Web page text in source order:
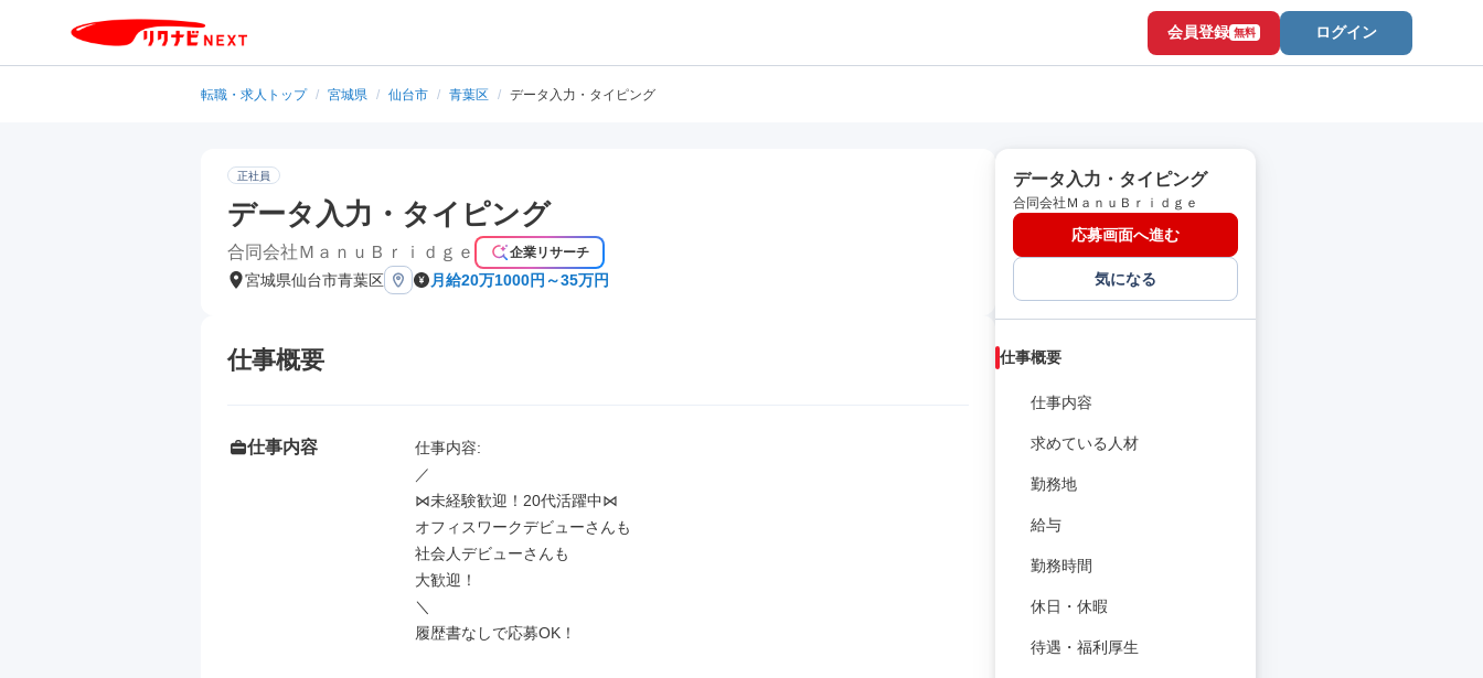
会員登録 無料 ログイン
転職・求人トップ / 宮城県 / 仙台市 / 青葉区 / データ入力・タイピング
正社員
データ入力・タイピング
合同会社ＭａｎｕＢｒｉｄｇｅ 企業リサーチ
宮城県仙台市青葉区 月給20万1000円～35万円
仕事概要
仕事内容
仕事内容:
／
⋈未経験歓迎！20代活躍中⋈
オフィスワークデビューさんも
社会人デビューさんも
大歓迎！
＼
履歴書なしで応募OK！
データ入力・タイピング
合同会社ＭａｎｕＢｒｉｄｇｅ
応募画面へ進む
気になる
仕事概要
仕事内容
求めている人材
勤務地
給与
勤務時間
休日・休暇
待遇・福利厚生